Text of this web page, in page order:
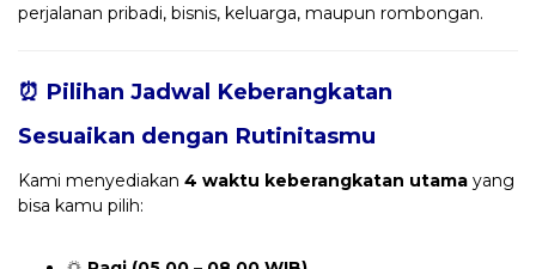
perjalanan pribadi, bisnis, keluarga, maupun rombongan.
⏰ Pilihan Jadwal Keberangkatan
Sesuaikan dengan Rutinitasmu
Kami menyediakan 4 waktu keberangkatan utama yang
bisa kamu pilih: